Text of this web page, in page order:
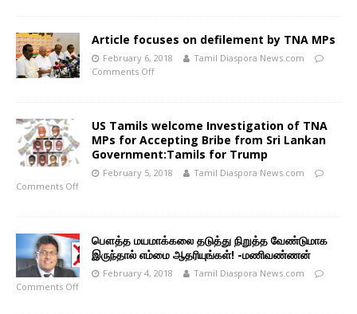
Article focuses on defilement by TNA MPs
February 6, 2018
Tamil Diaspora News.com
Comments Off
US Tamils welcome Investigation of TNA
MPs for Accepting Bribe from Sri Lankan
Government:Tamils for Trump
February 5, 2018
Tamil Diaspora News.com
Comments Off
பௌத்த மயமாக்கலை தடுத்து நிறுத்த வேண்டுமாக
இருந்தால் எம்மை ஆதரியுங்கள்! -மணிவண்ணன்
February 4, 2018
Tamil Diaspora News.com
Comments Off